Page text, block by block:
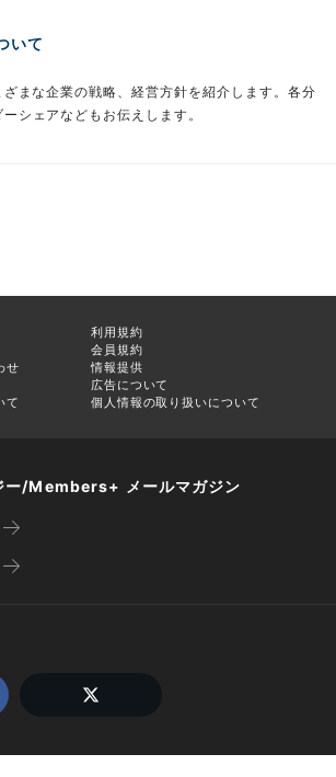
いて
まな企業の戦略、経営方針を紹介します。各分
シェアなどもお伝えします。
利用規約
会員規約
せ
情報提供
広告について
て
個人情報の取り扱いについて
ー/Members+ メールマガジン